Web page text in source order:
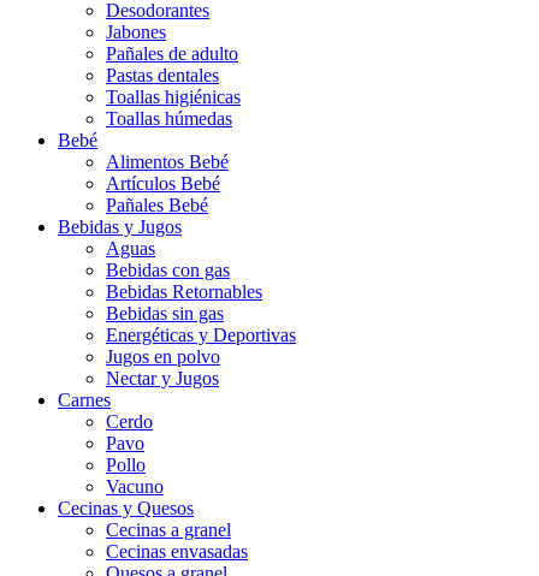
Desodorantes
Jabones
Pañales de adulto
Pastas dentales
Toallas higiénicas
Toallas húmedas
Bebé
Alimentos Bebé
Artículos Bebé
Pañales Bebé
Bebidas y Jugos
Aguas
Bebidas con gas
Bebidas Retornables
Bebidas sin gas
Energéticas y Deportivas
Jugos en polvo
Nectar y Jugos
Carnes
Cerdo
Pavo
Pollo
Vacuno
Cecinas y Quesos
Cecinas a granel
Cecinas envasadas